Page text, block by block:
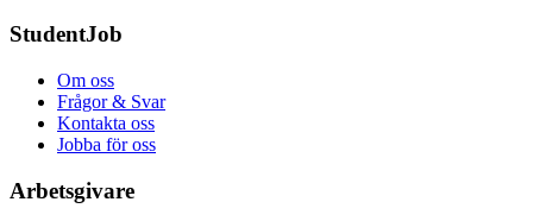
StudentJob
Om oss
Frågor & Svar
Kontakta oss
Jobba för oss
Arbetsgivare